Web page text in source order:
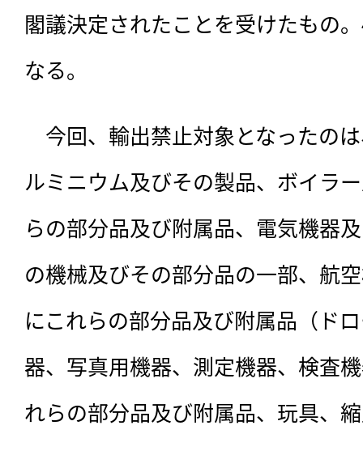
閣議決定されたことを受けたもの
なる。
今回、輸出禁止対象となったの
ルミニウム及びその製品、ボイラ
らの部分品及び附属品、電気機器
の機械及びその部分品の一部、航
にこれらの部分品及び附属品（ド
器、写真用機器、測定機器、検査
れらの部分品及び附属品、玩具、